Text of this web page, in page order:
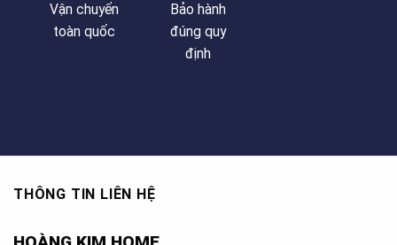
Vận chuyển
toàn quốc
Bảo hành
đúng quy
định
THÔNG TIN LIÊN HỆ